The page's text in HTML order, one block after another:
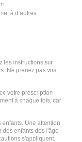
à d’autres
les instructions sur
Ne prenez pas vos
votre prescription
à chaque fois, car
Une attention
des enfants dès l'âge
s'appliquent.